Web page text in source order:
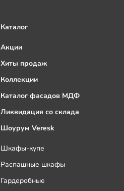
Каталог
Акции
Хиты продаж
Коллекции
Каталог фасадов МДФ
Ликвидация со склада
Шоурум Veresk
Шкафы-купе
Распашные шкафы
Гардеробные